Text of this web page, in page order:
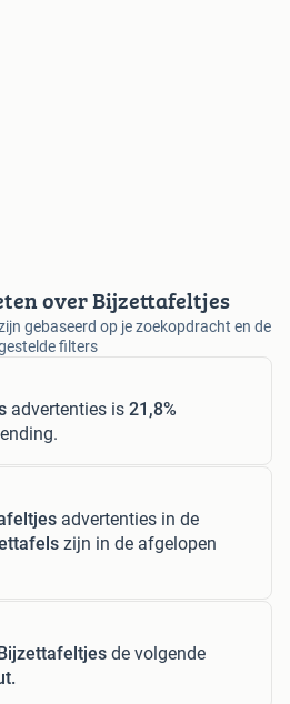
over Bijzettafeltjes
gebaseerd op je zoekopdracht en de
filters
advertenties is 21,8%
advertenties in de
zijn in de afgelopen
de volgende